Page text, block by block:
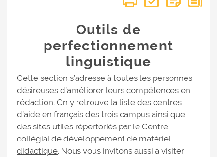
Outils de
perfectionnement
linguistique
Cette section s’adresse à toutes les personnes
désireuses d’améliorer leurs compétences en
rédaction. On y retrouve la liste des centres
d’aide en français des trois campus ainsi que
des sites utiles répertoriés par le Centre
collégial de développement de matériel
didactique. Nous vous invitons aussi à visiter